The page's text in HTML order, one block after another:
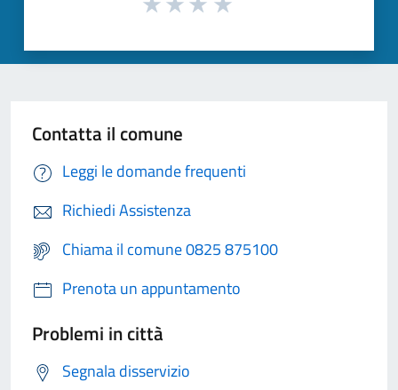
Contatta il comune
Leggi le domande frequenti
Richiedi Assistenza
Chiama il comune 0825 875100
Prenota un appuntamento
Problemi in città
Segnala disservizio